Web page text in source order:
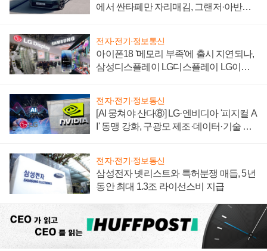
에서 싼타페만 자리매김, 그랜저·아반떼
전자·전기·정보통신
아이폰18 '메모리 부족'에 출시 지연되나,
삼성디스플레이 LG디스플레이 LG이노
전자·전기·정보통신
[AI 뭉쳐야 산다⑧] LG·엔비디아 '피지컬 A
I' 동맹 강화, 구광모 제조·데이터·기술 결
전자·전기·정보통신
삼성전자 넷리스트와 특허분쟁 매듭, 5년
동안 최대 1.3조 라이선스비 지급